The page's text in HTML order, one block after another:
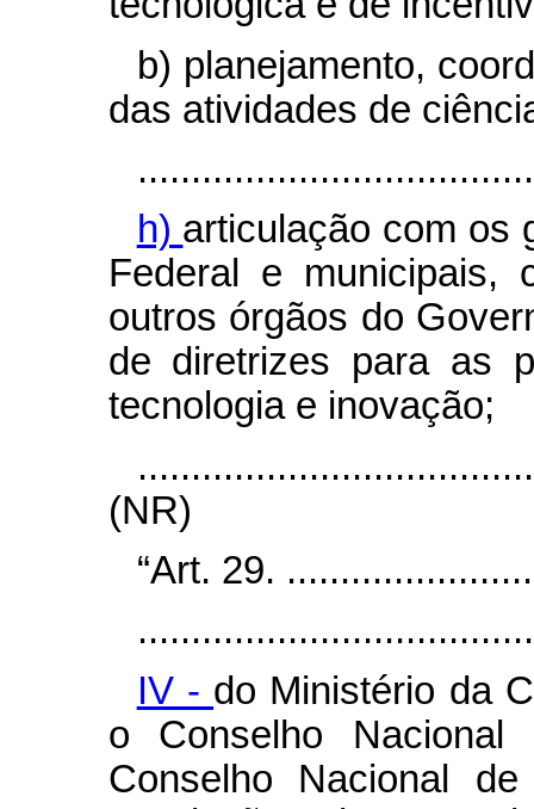
b) planejamento,
das atividades de
h) articulação com os
Federal e municipais,
outros órgãos do
de diretrizes para as
tecnologia e inovação;
(NR)
“Art. 29.
IV - do Ministério da
o Conselho
Conselho Nacional